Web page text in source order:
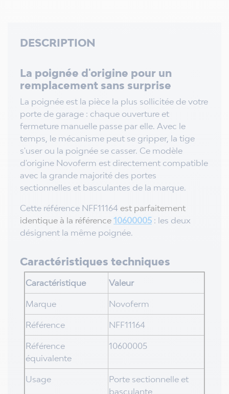
DESCRIPTION
La poignée d'origine pour un
remplacement sans surprise
La poignée est la pièce la plus sollicitée de votre
porte de garage : chaque ouverture et
fermeture manuelle passe par elle. Avec le
temps, le mécanisme peut se gripper, la tige
s'user ou la poignée se casser. Ce modèle
d'origine Novoferm est directement compatible
avec la grande majorité des portes
sectionnelles et basculantes de la marque.
Cette référence NFF11164 est parfaitement
identique à la référence 10600005 : les deux
désignent la même poignée.
Caractéristiques techniques
Caractéristique Valeur
Marque Novoferm
Référence NFF11164
Référence
équivalente
10600005
Usage
Porte sectionnelle et
basculante